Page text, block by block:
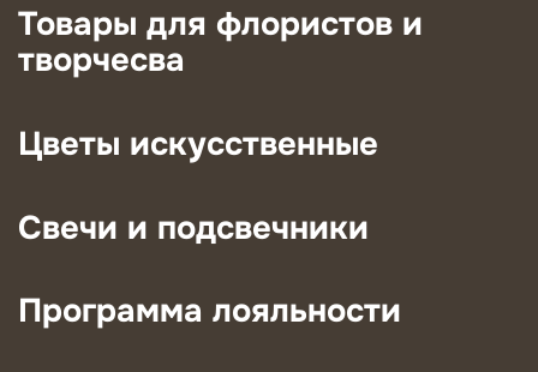
Товары для флористов и
творчесва
Цветы искусственные
Свечи и подсвечники
Программа лояльности